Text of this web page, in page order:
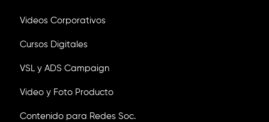
Videos Corporativos
Cursos Digitales
VSL y ADS Campaign
Video y Foto Producto
Contenido para Redes Soc.